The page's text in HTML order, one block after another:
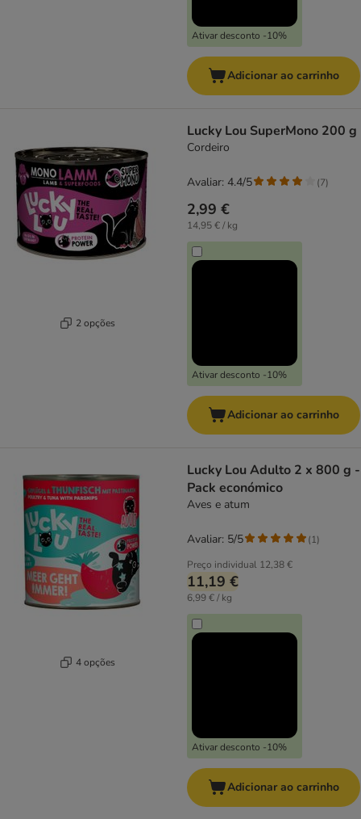
Ativar desconto -10%
Adicionar ao carrinho
2 opções
Lucky Lou SuperMono 200 g
Cordeiro
2,99 €
14,95 € / kg
Ativar desconto -10%
Avaliar: 4.4/5 (7)
Adicionar ao carrinho
4 opções
Lucky Lou Adulto 2 x 800 g -
Pack económico
Aves e atum
Preço individual 12,38 €
11,19 €
6,99 € / kg
Ativar desconto -10%
Avaliar: 5/5 (1)
Adicionar ao carrinho